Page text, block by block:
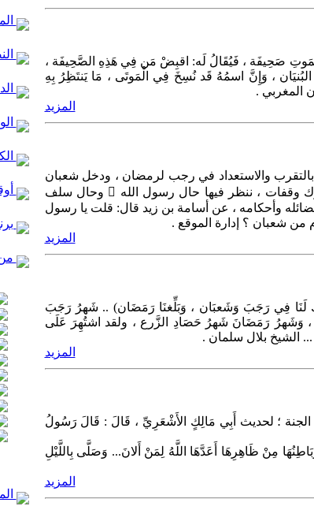
صَحِيفَة ، فَيُقَالُ لَه: اقبِضْ مَن فِي هَذِهِ الصَّحِيفَة ،
، وَإِنَّ اسمُهُ قَد نُسِخَ فِي الْمَوتَى ، مَا يَنتَظِرُ بِهِ
المغربي .
المزيد
والاستعداد في رجب لرمضان ، ودخل شعبان
والناس عنه غافلون ، ولنا مع هذا الشهر المبارك وقفات ، ننظر فيها حال رسول الله  وحال سلف
فضائله وأحكامه ، عن أسامة بن زيد قال: قلت يا رسول
شعبان ؟ إدارة الموقع .
المزيد
لَنَا فِي رَجَبَ وَشَعبَان ، وَبَلِّغنَا رَمَضَان) .. شَهرُ رَجَبَ
وَشَهرُ رَمَضَانَ شَهرُ حَصَادِ الزَّرع ، ولقد اشتُهِرَ عَلَى
... الشيخ بلال سلمان .
المزيد
؛ لحديث أَبِي مَالِكٍ الأَشْعَرِيِّ ، قَالَ : قَالَ رَسُولُ
مِنْ ظَاهِرِهَا أَعَدَّهَا اللَّهُ لِمَنْ أَلانَ... وَصَلَّى بِاللَّيْلِ
المزيد